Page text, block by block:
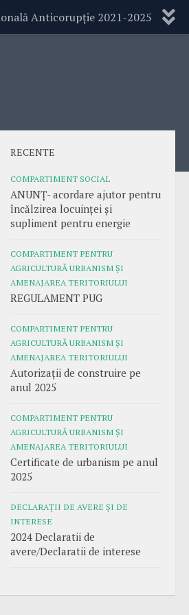
Anticorupție 2021-2025
RECENTE
COMPARTIMENT SOCIAL
ANUNȚ- acordare ajutor pentru
încălzirea locuinței și
supliment pentru energie
COMPARTIMENT PENTRU
AGRICULTURĂ URBANISM ȘI
AMENAJAREA TERITORIULUI
REGULAMENT PUG
COMPARTIMENT PENTRU
AGRICULTURĂ URBANISM ȘI
AMENAJAREA TERITORIULUI
Autorizații de construire pe
anul 2025
COMPARTIMENT PENTRU
AGRICULTURĂ URBANISM ȘI
AMENAJAREA TERITORIULUI
Certificate de urbanism pe anul
2025
DECLARAȚII DE AVERE ȘI DE
INTERESE
2024 Declaratii de
avere/Declaratii de interese